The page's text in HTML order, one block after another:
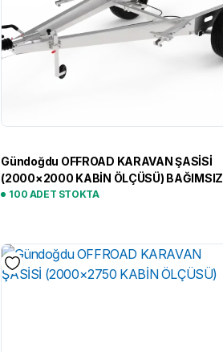
Gündoğdu OFFROAD KARAVAN ŞASİSİ
(2000×2000 KABİN ÖLÇÜSÜ) BAĞIMSIZ
SÜSPANSİYON
100 ADET STOKTA